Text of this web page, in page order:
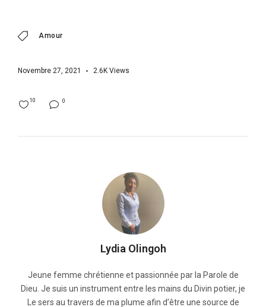
Amour
Novembre 27, 2021 2.6K Views
0
10
Lydia Olingoh
Jeune femme chrétienne et passionnée par la Parole de
Dieu. Je suis un instrument entre les mains du Divin potier, je
Le sers au travers de ma plume afin d’être une source de